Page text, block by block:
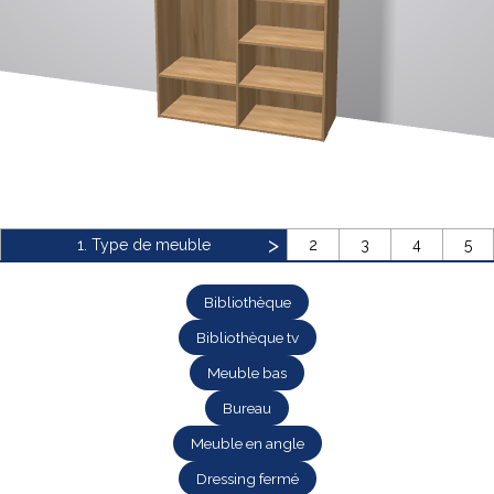
Portes
Coulissantes
1. Type de meuble 2 3 4 5
Bibliothèque
Bibliothèque tv
Meuble bas
Bureau
Meuble en angle
Dressing fermé